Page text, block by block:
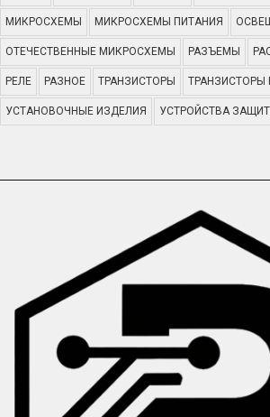
МИКРОСХЕМЫ МИКРОСХЕМЫ ПИТАНИЯ
ОТЕЧЕСТВЕННЫЕ МИКРОСХЕМЫ РАЗЪЕМЫ
РЕЛЕ РАЗНОЕ ТРАНЗИСТОРЫ ТРАНЗИСТОРЫ
УСТАНОВОЧНЫЕ ИЗДЕЛИЯ УСТРОЙСТВА